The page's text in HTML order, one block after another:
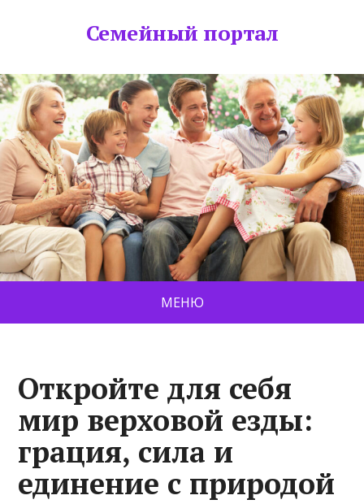
Семейный портал
МЕНЮ
Откройте для себя
мир верховой езды:
грация, сила и
единение с природой